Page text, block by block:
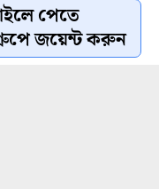
পেতে
জয়েন্ট করুন